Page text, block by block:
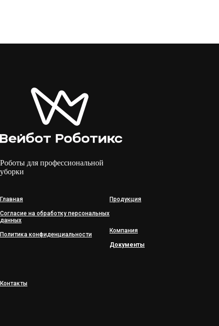
Роботы для профессиональной
уборки
Главная
Согласие на обработку персональных
данных
Политика конфиденциальности
Продукция
Компания
Документы
Контакты